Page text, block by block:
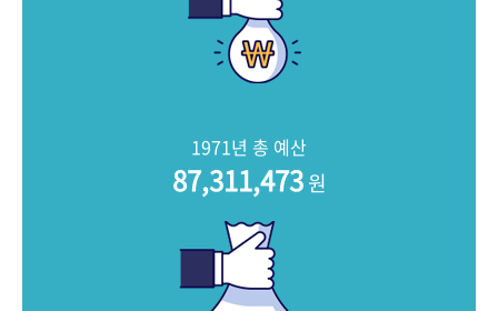
문서 기록물 행정박물
1971년 총 예산
87,311,473원